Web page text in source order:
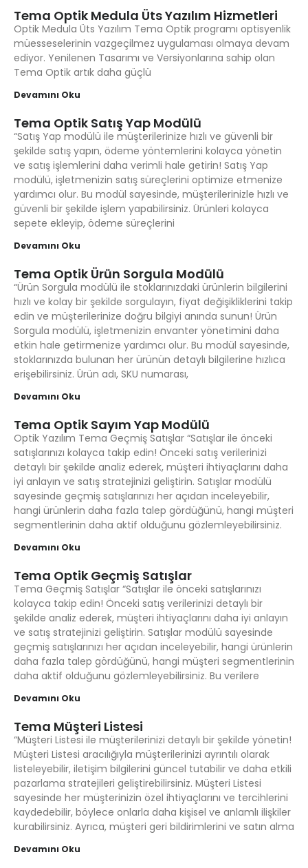
Tema Optik Medula Üts Yazılım Hizmetleri
Optik Medula Üts Yazılım Tema Optik programı optisyenlik
müesseselerinin vazgeçilmez uygulaması olmaya devam
ediyor. Yenilenen Tasarımı ve Versiyonlarına sahip olan
Tema Optik artık daha güçlü
Devamını Oku
Tema Optik Satış Yap Modülü
“Satış Yap modülü ile müşterilerinize hızlı ve güvenli bir
şekilde satış yapın, ödeme yöntemlerini kolayca yönetin
ve satış işlemlerini daha verimli hale getirin! Satış Yap
modülü, işletmenizin satış süreçlerini optimize etmenize
yardımcı olur. Bu modül sayesinde, müşterilerinizle hızlı ve
güvenli bir şekilde işlem yapabilirsiniz. Ürünleri kolayca
sepete ekleyip, ödeme süreçlerini
Devamını Oku
Tema Optik Ürün Sorgula Modülü
“Ürün Sorgula modülü ile stoklarınızdaki ürünlerin bilgilerini
hızlı ve kolay bir şekilde sorgulayın, fiyat değişikliklerini takip
edin ve müşterilerinize doğru bilgiyi anında sunun! Ürün
Sorgula modülü, işletmenizin envanter yönetimini daha
etkin hale getirmenize yardımcı olur. Bu modül sayesinde,
stoklarınızda bulunan her ürünün detaylı bilgilerine hızlıca
erişebilirsiniz. Ürün adı, SKU numarası,
Devamını Oku
Tema Optik Sayım Yap Modülü
Optik Yazılım Tema Geçmiş Satışlar “Satışlar ile önceki
satışlarınızı kolayca takip edin! Önceki satış verilerinizi
detaylı bir şekilde analiz ederek, müşteri ihtiyaçlarını daha
iyi anlayın ve satış stratejinizi geliştirin. Satışlar modülü
sayesinde geçmiş satışlarınızı her açıdan inceleyebilir,
hangi ürünlerin daha fazla talep gördüğünü, hangi müşteri
segmentlerinin daha aktif olduğunu gözlemleyebilirsiniz.
Devamını Oku
Tema Optik Geçmiş Satışlar
Tema Geçmiş Satışlar “Satışlar ile önceki satışlarınızı
kolayca takip edin! Önceki satış verilerinizi detaylı bir
şekilde analiz ederek, müşteri ihtiyaçlarını daha iyi anlayın
ve satış stratejinizi geliştirin. Satışlar modülü sayesinde
geçmiş satışlarınızı her açıdan inceleyebilir, hangi ürünlerin
daha fazla talep gördüğünü, hangi müşteri segmentlerinin
daha aktif olduğunu gözlemleyebilirsiniz. Bu verilere
Devamını Oku
Tema Müşteri Listesi
“Müşteri Listesi ile müşterilerinizi detaylı bir şekilde yönetin!
Müşteri Listesi aracılığıyla müşterilerinizi ayrıntılı olarak
listeleyebilir, iletişim bilgilerini güncel tutabilir ve daha etkili
pazarlama stratejileri geliştirebilirsiniz. Müşteri Listesi
sayesinde her müşterinizin özel ihtiyaçlarını ve tercihlerini
kaydedebilir, böylece onlarla daha kişisel ve anlamlı ilişkiler
kurabilirsiniz. Ayrıca, müşteri geri bildirimlerini ve satın alma
Devamını Oku